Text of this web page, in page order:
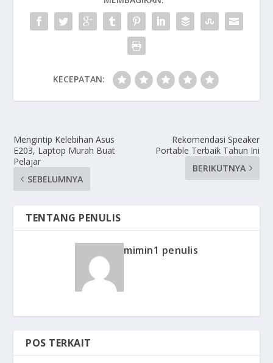
KECEPATAN:
Mengintip Kelebihan Asus
E203, Laptop Murah Buat
Pelajar
SEBELUMNYA
Rekomendasi Speaker
Portable Terbaik Tahun Ini
BERIKUTNYA
TENTANG PENULIS
mimin1 penulis
POS TERKAIT